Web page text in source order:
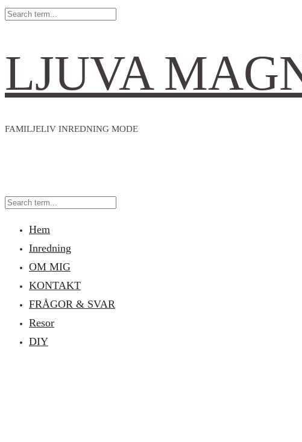
LJUVA
FAMILJELIV INREDNING MODE
Hem
Inredning
OM MIG
KONTAKT
FRÅGOR & SVAR
Resor
DIY